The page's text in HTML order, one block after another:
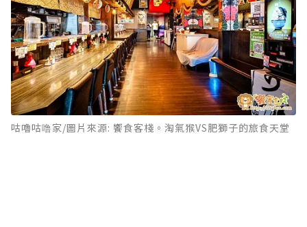
咕嚕咕噜家/圖片來源: 饗食客棧。淘氣猴VS肥獅子的旅食天堂